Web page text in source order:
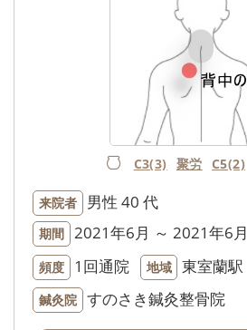
C3(3) 聚労 C5(2)
来院者 男性 40 代
期間 2021年6月 ～ 2021年6月
頻度 1回通院 地域 東室蘭駅
鍼灸院 すのさき鍼灸整骨院